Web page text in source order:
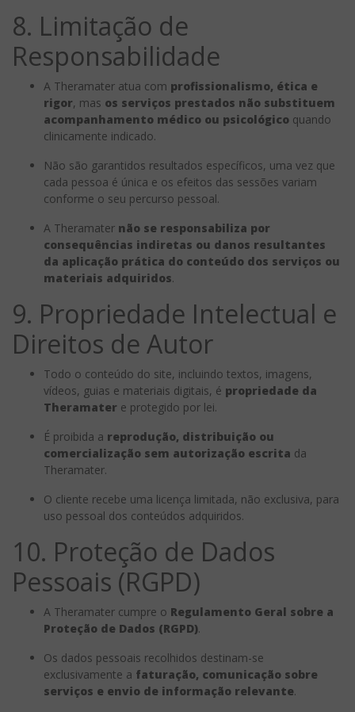
8. Limitação de
Responsabilidade
A Theramater atua com profissionalismo, ética e
rigor, mas os serviços prestados não substituem
acompanhamento médico ou psicológico quando
clinicamente indicado.
Não são garantidos resultados específicos, uma vez que
cada pessoa é única e os efeitos das sessões variam
conforme o seu percurso pessoal.
A Theramater não se responsabiliza por
consequências indiretas ou danos resultantes
da aplicação prática do conteúdo dos serviços ou
materiais adquiridos.
9. Propriedade Intelectual e
Direitos de Autor
Todo o conteúdo do site, incluindo textos, imagens,
vídeos, guias e materiais digitais, é propriedade da
Theramater e protegido por lei.
É proibida a reprodução, distribuição ou
comercialização sem autorização escrita da
Theramater.
O cliente recebe uma licença limitada, não exclusiva, para
uso pessoal dos conteúdos adquiridos.
10. Proteção de Dados
Pessoais (RGPD)
A Theramater cumpre o Regulamento Geral sobre a
Proteção de Dados (RGPD).
Os dados pessoais recolhidos destinam-se
exclusivamente a faturação, comunicação sobre
serviços e envio de informação relevante.